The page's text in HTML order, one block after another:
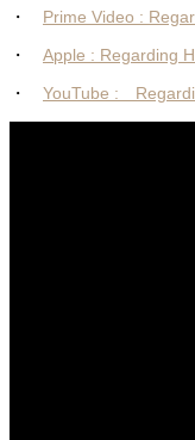
・ Prime Video :
・ Apple : Regarding
・ YouTube :